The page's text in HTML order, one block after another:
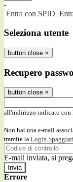
-
Entra con SPID
Seleziona utente
button close ×
Recupero
button close ×
all'indirizzo indicato con
Non hai una e-mail
tramite la Login
E-mail inviata, si
Errore